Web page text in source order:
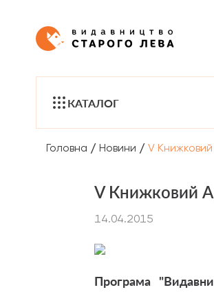
КАТАЛОГ
Головна / Новини / V
V Книжковий
14.04.2015
Програма